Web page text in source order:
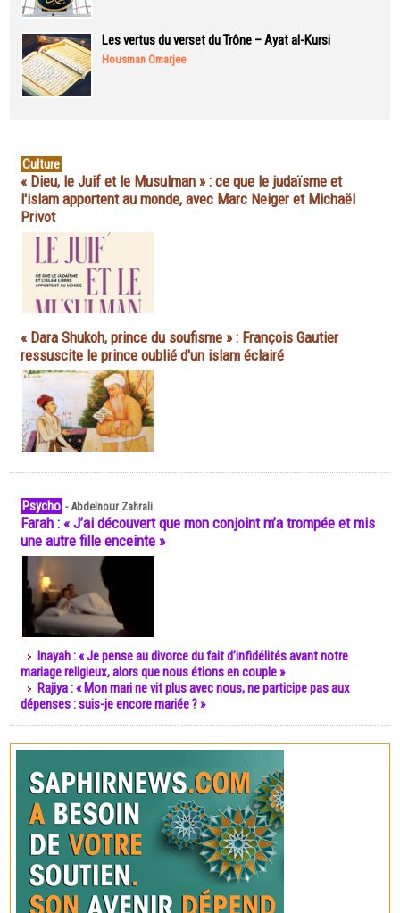
Les vertus du verset du Trône – Ayat al-Kursi
Housman Omarjee
Culture
« Dieu, le Juif et le Musulman » : ce que le judaïsme et
l'islam apportent au monde, avec Marc Neiger et Michaël
Privot
« Dara Shukoh, prince du soufisme » : François Gautier
ressuscite le prince oublié d'un islam éclairé
Psycho -Abdelnour Zahrali
Farah : « J’ai découvert que mon conjoint m’a trompée et mis
une autre fille enceinte »
Inayah : « Je pense au divorce du fait d’infidélités avant notre
mariage religieux, alors que nous étions en couple »
Rajiya : « Mon mari ne vit plus avec nous, ne participe pas aux
dépenses : suis-je encore mariée ? »